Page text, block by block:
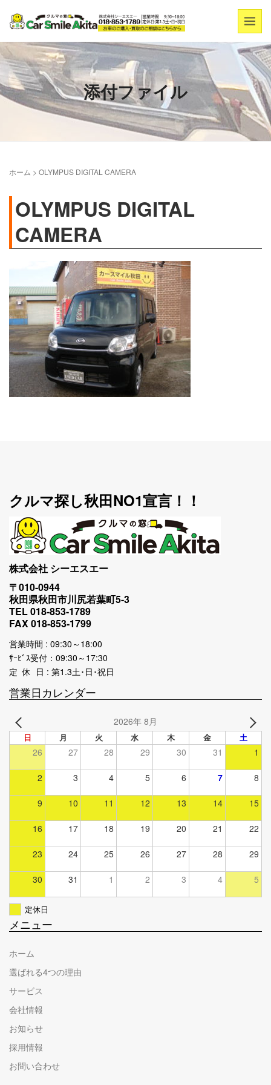
添付ファイル
ホーム > OLYMPUS DIGITAL CAMERA
OLYMPUS DIGITAL
CAMERA
クルマ探し秋田NO1宣言！！
株式会社 シーエスエー
〒010-0944
秋田県秋田市川尻若葉町5-3
TEL 018-853-1789
FAX 018-853-1799
営業時間 : 09:30～18:00
ｻｰﾋﾞｽ受付：09:30～17:30
定 休 日 : 第1.3土･日･祝日
営業日カレンダー
2026年 8月
日 月 火 水 木 金 土
26 27 28 29 30 31 1
2 3 4 5 6 7 8
9 10 11 12 13 14 15
16 17 18 19 20 21 22
23 24 25 26 27 28 29
30 31 1 2 3 4 5
定休日
メニュー
ホーム
選ばれる4つの理由
サービス
会社情報
お知らせ
採用情報
お問い合わせ